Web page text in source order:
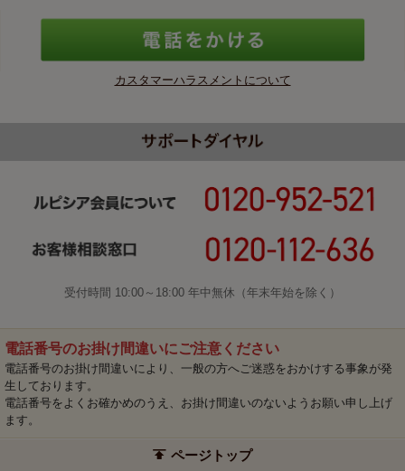
カスタマーハラスメントについて
受付時間 10:00～18:00 年中無休（年末年始を除く）
電話番号のお掛け間違いにご注意ください
電話番号のお掛け間違いにより、一般の方へご迷惑をおかけする事象が発
生しております。
電話番号をよくお確かめのうえ、お掛け間違いのないようお願い申し上げ
ます。
ページトップ